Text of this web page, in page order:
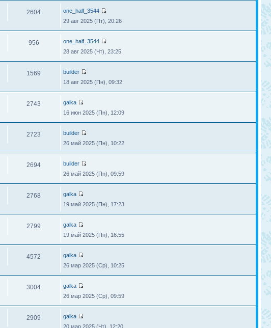
2604
one_half_3544
29 авг 2025 (Пт), 20:26
956
one_half_3544
28 авг 2025 (Чт), 23:25
1569
builder
18 авг 2025 (Пн), 09:32
2743
galka
16 июн 2025 (Пн), 12:09
2723
builder
26 май 2025 (Пн), 10:22
2694
builder
26 май 2025 (Пн), 09:59
2768
galka
19 май 2025 (Пн), 17:23
2799
galka
19 май 2025 (Пн), 16:55
4572
galka
26 мар 2025 (Ср), 10:25
3004
galka
26 мар 2025 (Ср), 09:59
2909
galka
20 мар 2025 (Чт), 12:20